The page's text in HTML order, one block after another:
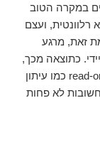
במקרה הטוב
ועצם
זאת, מרגע
כתוצאה מכך,
הפך הדיון באנטרנט לממשי, לא רק מדיית read-only כמו עיתון
לא פחות